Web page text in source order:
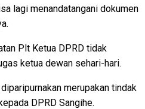
lagi menandatangani dokumen
Plt Ketua DPRD tidak
ketua dewan sehari-hari.
merupakan tindak
DPRD Sangihe.